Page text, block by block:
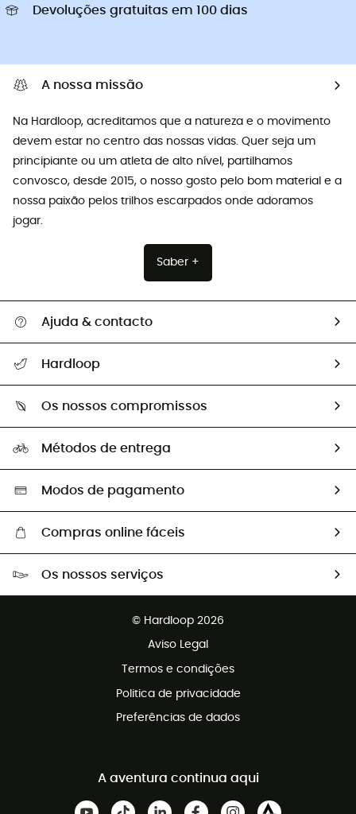
Devoluções gratuitas em 100 dias
A nossa missão
Na Hardloop, acreditamos que a natureza e o movimento
devem estar no centro das nossas vidas. Quer seja um
principiante ou um atleta de alto nível, partilhamos
convosco, desde 2015, o nosso gosto pelo bom material e a
nossa paixão pelos trilhos escarpados onde adoramos
jogar.
Saber +
Ajuda & contacto
Devoluções e reembolsos
Guia de tamanhos
Trocas & Devoluções
Hardloop
Os nossos embaixadores
Os nossos compromissos
Seleção eco-responsável
Métodos de entrega
Modos de pagamento
Compras online fáceis
Devoluções gratuitas em 100 dias
Os nossos serviços
© Hardloop 2026
Aviso Legal
Termos e condições
Politica de privacidade
Preferências de dados
A aventura continua aqui